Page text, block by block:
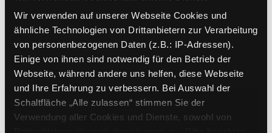
Wir verwenden auf unserer Webseite Cookies und
ähnliche Technologien von Drittanbietern zur Verarbeitung
von personenbezogenen Daten (z.B.: IP-Adressen).
Einige von ihnen sind notwendig für den Betrieb der
Webseite, während andere uns helfen, diese Webseite
und Ihre Erfahrung zu verbessern. Bei Auswahl der
Schaltfläche „Alle zulassen“ stimmen Sie der
Verwendung aller Cookies und Dienste, sowohl von
Weitere Suchkriterien
Erwerbungen der letzten Tage
Jahr von
Medien anzeigen, die nach dem Jahr veröffentlicht
Jahr bis
Medien anzeigen, die vor dem